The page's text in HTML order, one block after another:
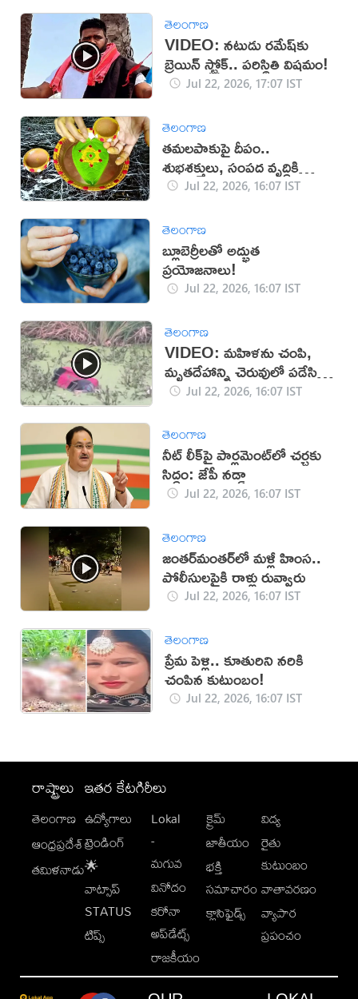
తెలంగాణ
VIDEO: నటుడు రమేష్‌‌కు
బ్రెయిన్ స్ట్రోక్.. పరిస్థితి విషమం!
Jul 22, 2026, 17:07 IST
తెలంగాణ
తమలపాకుపై దీపం..
శుభశక్తులు, సంపద వృద్ధికి
విశ్వాసం!
Jul 22, 2026, 16:07 IST
తెలంగాణ
బ్లూబెర్రీలతో అద్భుత
ప్రయోజనాలు!
Jul 22, 2026, 16:07 IST
తెలంగాణ
VIDEO: మహిళను చంపి,
మృతదేహాన్ని చెరువులో పడేసిన
దుండగులు!
Jul 22, 2026, 16:07 IST
తెలంగాణ
నీట్ లీక్‌పై పార్లమెంట్‌లో చర్చకు
సిద్ధం: జేపీ నడ్డా
Jul 22, 2026, 16:07 IST
తెలంగాణ
జంతర్‌మంతర్‌లో మళ్లీ హింస..
పోలీసులపైకి రాళ్లు రువ్వారు
Jul 22, 2026, 16:07 IST
తెలంగాణ
ప్రేమ పెళ్లి.. కూతురిని నరికి
చంపిన కుటుంబం!
Jul 22, 2026, 16:07 IST
రాష్ట్రాలు
తెలంగాణ
ఆంధ్రప్రదేశ్
తమిళనాడు
ఇతర కేటగిరీలు
ఉద్యోగాలు
ట్రెండింగ్
🌟
వాట్సాప్
STATUS
టిప్స్
Lokal
-
మగువ
వినోదం
కరోనా
అప్‌డేట్స్
రాజకీయం
క్రైమ్
జాతీయం
భక్తి
సమాచారం
క్లాసిఫైడ్స్
విద్య
రైతు
కుటుంబం
వాతావరణం
వ్యాపార
ప్రపంచం